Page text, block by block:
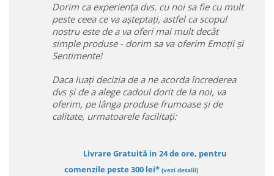
Dorim ca experiența dvs. cu noi sa fie cu mult
peste ceea ce va așteptați, astfel ca scopul
nostru este de a va oferi mai mult decât
simple produse - dorim sa va oferim Emoții și
Sentimente!
Daca luați decizia de a ne acorda încrederea
dvs și de a alege cadoul dorit de la noi, va
oferim, pe lânga produse frumoase și de
calitate, urmatoarele facilitați:
Livrare Gratuită in 24 de ore, pentru
comenzile peste 300 lei* (vezi detalii)